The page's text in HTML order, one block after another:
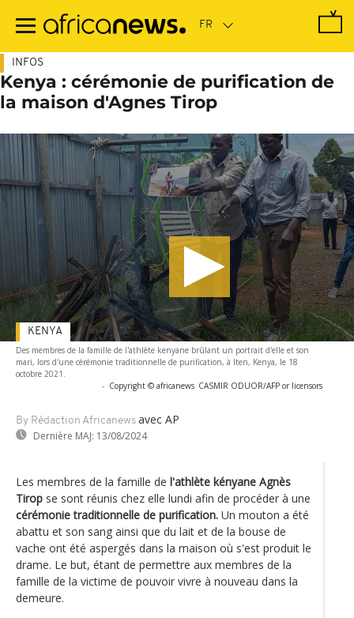
contenu
INFOS
Kenya : cérémonie de purification de
la maison d'Agnes Tirop
Des membres de la famille de l'athlète kenyane brûlant un portrait d'elle et son
mari, lors d'une cérémonie traditionnelle de purification, à Iten, Kenya, le 18
octobre 2021.
- Copyright © africanews CASMIR ODUOR/AFP or licensors
By Rédaction Africanews avec AP
Dernière MAJ: 13/08/2024
KENYA
Les membres de la famille de l'athlète kényane Agnès
Tirop se sont réunis chez elle lundi afin de procéder à une
cérémonie traditionnelle de purification. Un mouton a été
abattu et son sang ainsi que du lait et de la bouse de
vache ont été aspergés dans la maison où s'est produit le
drame. Le but, étant de permettre aux membres de la
famille de la victime de pouvoir vivre à nouveau dans la
demeure.